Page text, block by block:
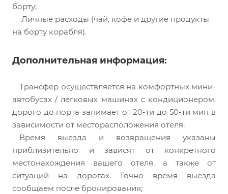
борту;
Личные расходы (чай, кофе и другие продукты
на борту корабля).
Дополнительная информация:
Трансфер осуществляется на комфортных мини-
автобусах / легковых машинах с кондиционером,
дорого до порта занимает от 20-ти до 50-ти мин в
зависимости от месторасположения отеля;
Время выезда и возвращения указаны
приблизительно и зависят от конкретного
местонахождения вашего отеля, а также от
ситуаций на дорогах. Точно время выезда
сообщаем после бронирования;